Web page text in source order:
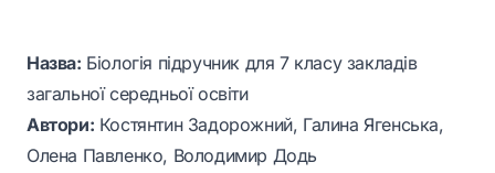
Назва: Біологія підручник для 7 класу закладів
загальної середньої освіти
Автори: Костянтин Задорожний, Галина Ягенська,
Олена Павленко, Володимир Додь